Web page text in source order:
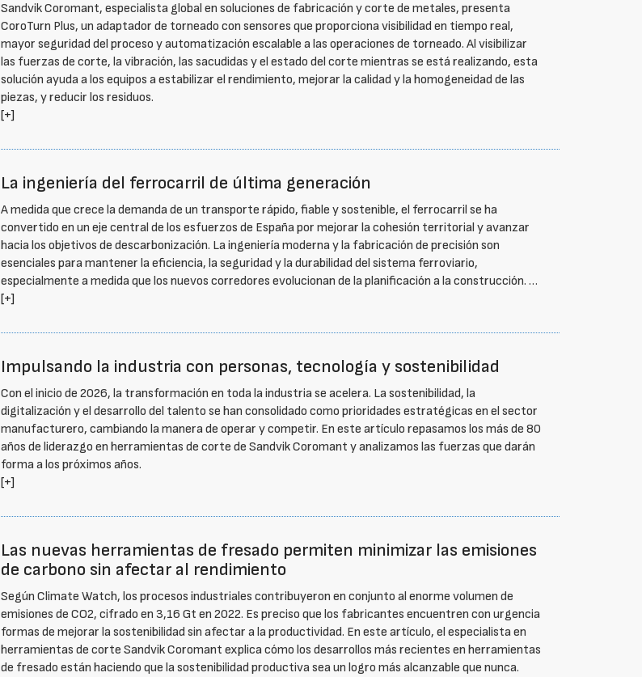
Sandvik Coromant, especialista global en soluciones de fabricación y corte de metales, presenta
CoroTurn Plus, un adaptador de torneado con sensores que proporciona visibilidad en tiempo real,
mayor seguridad del proceso y automatización escalable a las operaciones de torneado. Al visibilizar
las fuerzas de corte, la vibración, las sacudidas y el estado del corte mientras se está realizando, esta
solución ayuda a los equipos a estabilizar el rendimiento, mejorar la calidad y la homogeneidad de las
piezas, y reducir los residuos.
[+]
La ingeniería del ferrocarril de última generación
A medida que crece la demanda de un transporte rápido, fiable y sostenible, el ferrocarril se ha
convertido en un eje central de los esfuerzos de España por mejorar la cohesión territorial y avanzar
hacia los objetivos de descarbonización. La ingeniería moderna y la fabricación de precisión son
esenciales para mantener la eficiencia, la seguridad y la durabilidad del sistema ferroviario,
especialmente a medida que los nuevos corredores evolucionan de la planificación a la construcción. …
[+]
Impulsando la industria con personas, tecnología y sostenibilidad
Con el inicio de 2026, la transformación en toda la industria se acelera. La sostenibilidad, la
digitalización y el desarrollo del talento se han consolidado como prioridades estratégicas en el sector
manufacturero, cambiando la manera de operar y competir. En este artículo repasamos los más de 80
años de liderazgo en herramientas de corte de Sandvik Coromant y analizamos las fuerzas que darán
forma a los próximos años.
[+]
Las nuevas herramientas de fresado permiten minimizar las emisiones
de carbono sin afectar al rendimiento
Según Climate Watch, los procesos industriales contribuyeron en conjunto al enorme volumen de
emisiones de CO2, cifrado en 3,16 Gt en 2022. Es preciso que los fabricantes encuentren con urgencia
formas de mejorar la sostenibilidad sin afectar a la productividad. En este artículo, el especialista en
herramientas de corte Sandvik Coromant explica cómo los desarrollos más recientes en herramientas
de fresado están haciendo que la sostenibilidad productiva sea un logro más alcanzable que nunca.